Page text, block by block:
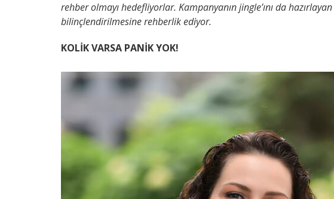
rehber olmayı hedefliyorlar. Kampanyanın jingle’ını da hazırlayan
bilinçlendirilmesine rehberlik ediyor.
KOLİK VARSA PANİK YOK!